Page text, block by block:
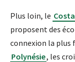
Plus loin, le
proposent des
connexion la plus
Polynésie, les